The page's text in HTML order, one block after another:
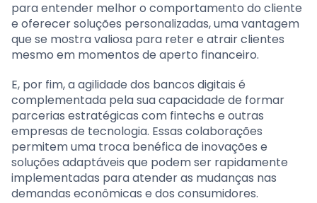
para entender melhor o comportamento do cliente
e oferecer soluções personalizadas, uma vantagem
que se mostra valiosa para reter e atrair clientes
mesmo em momentos de aperto financeiro.
E, por fim, a agilidade dos bancos digitais é
complementada pela sua capacidade de formar
parcerias estratégicas com fintechs e outras
empresas de tecnologia. Essas colaborações
permitem uma troca benéfica de inovações e
soluções adaptáveis que podem ser rapidamente
implementadas para atender as mudanças nas
demandas econômicas e dos consumidores.